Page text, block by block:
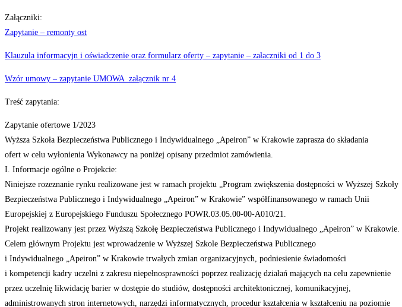
Załączniki:
Zapytanie – remonty ost
Klauzula informacyjn i oświadczenie oraz formularz oferty – zapytanie – załaczniki od 1 do 3
Wzór umowy – zapytanie UMOWA_załącznik nr 4
Treść zapytania:
Zapytanie ofertowe 1/2023
Wyższa Szkoła Bezpieczeństwa Publicznego i Indywidualnego „Apeiron” w Krakowie zaprasza do składania
ofert w celu wyłonienia Wykonawcy na poniżej opisany przedmiot zamówienia.
I. Informacje ogólne o Projekcie:
Niniejsze rozeznanie rynku realizowane jest w ramach projektu „Program zwiększenia dostępności w Wyższej Szkoły
Bezpieczeństwa Publicznego i Indywidualnego „Apeiron” w Krakowie” współfinansowanego w ramach Unii
Europejskiej z Europejskiego Funduszu Społecznego POWR.03.05.00-00-A010/21.
Projekt realizowany jest przez Wyższą Szkołę Bezpieczeństwa Publicznego i Indywidualnego „Apeiron” w Krakowie.
Celem głównym Projektu jest wprowadzenie w Wyższej Szkole Bezpieczeństwa Publicznego
i Indywidualnego „Apeiron” w Krakowie trwałych zmian organizacyjnych, podniesienie świadomości
i kompetencji kadry uczelni z zakresu niepełnosprawności poprzez realizację działań mających na celu zapewnienie
przez uczelnię likwidację barier w dostępie do studiów, dostępności architektonicznej, komunikacyjnej,
administrowanych stron internetowych, narzędzi informatycznych, procedur kształcenia w kształceniu na poziomie